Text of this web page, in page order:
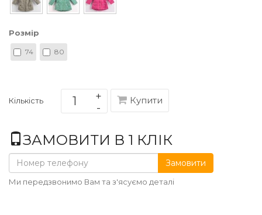
Розмір
74 80
Кількість Купити
ЗАМОВИТИ В 1 КЛІК
Замовити
Ми передзвонимо Вам та з'ясуємо деталі